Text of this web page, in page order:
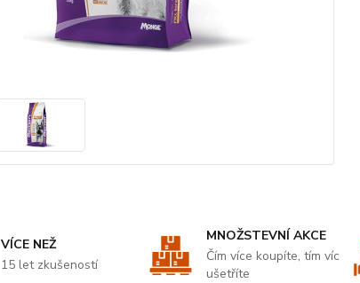
VÍCE NEŽ
15 let zkušeností
MNOŽSTEVNÍ AKCE
Čím více koupíte, tím víc
ušetříte